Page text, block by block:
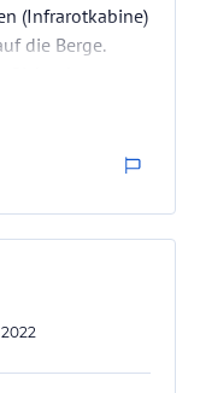
(Infrarotkabine)
die Berge.
stattdessen